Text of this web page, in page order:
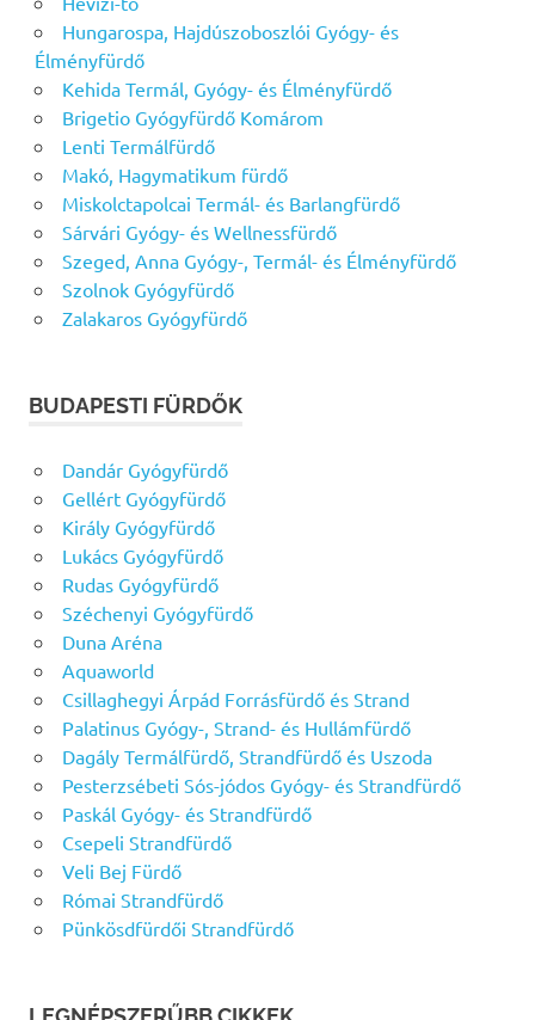
Hungarospa, Hajdúszoboszlói Gyógy- és
Élményfürdő
Kehida Termál, Gyógy- és Élményfürdő
Brigetio Gyógyfürdő Komárom
Lenti Termálfürdő
Makó, Hagymatikum fürdő
Miskolctapolcai Termál- és Barlangfürdő
Sárvári Gyógy- és Wellnessfürdő
Szeged, Anna Gyógy-, Termál- és Élményfürdő
Szolnok Gyógyfürdő
Zalakaros Gyógyfürdő
BUDAPESTI FÜRDŐK
Dandár Gyógyfürdő
Gellért Gyógyfürdő
Király Gyógyfürdő
Lukács Gyógyfürdő
Rudas Gyógyfürdő
Széchenyi Gyógyfürdő
Duna Aréna
Aquaworld
Csillaghegyi Árpád Forrásfürdő és Strand
Palatinus Gyógy-, Strand- és Hullámfürdő
Dagály Termálfürdő, Strandfürdő és Uszoda
Pesterzsébeti Sós-jódos Gyógy- és Strandfürdő
Paskál Gyógy- és Strandfürdő
Csepeli Strandfürdő
Veli Bej Fürdő
Római Strandfürdő
Pünkösdfürdői Strandfürdő